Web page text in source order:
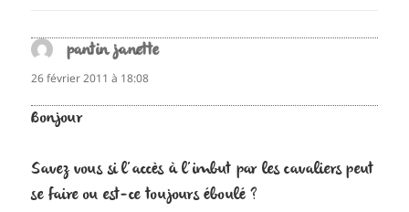
pantin janettedit :
26 février 2011 à 18:08
Bonjour
Savez vous si l’accès à l’imbut par les cavaliers peut
se faire ou est-ce toujours éboulé ?